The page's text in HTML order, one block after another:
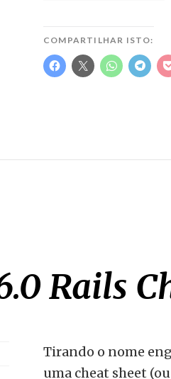
COMPARTILHAR ISTO:
Rails
Tirando o nome
uma cheat sheet